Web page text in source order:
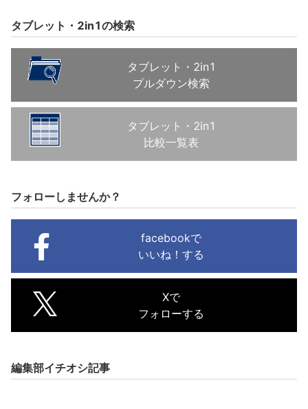
タブレット・2in1の検索
タブレット・2in1
プルダウン検索
タブレット・2in1
比較一覧表
フォローしませんか？
facebookで
いいね！する
Xで
フォローする
編集部イチオシ記事